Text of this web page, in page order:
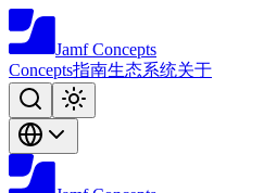
Jamf Concepts
Concepts指南生态系统关于